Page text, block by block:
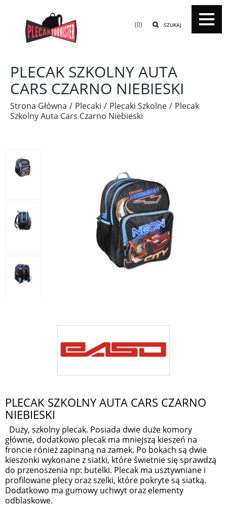
SZUKAJ
(0)
PLECAK SZKOLNY AUTA
CARS CZARNO NIEBIESKI
Strona Główna Plecaki Plecaki Szkolne
Plecak
Szkolny Auta Cars Czarno Niebieski
PLECAK SZKOLNY AUTA CARS CZARNO
NIEBIESKI
Duży, szkolny plecak. Posiada dwie duże komory
główne, dodatkowo plecak ma mniejszą kieszeń na
froncie rónież zapinaną na zamek. Po bokach są dwie
kieszonki wykonane z siatki, które świetnie się sprawdzą
do przenoszenia np: butelki. Plecak ma usztywniane i
profilowane plecy oraz szelki, które pokryte są siatką.
Dodatkowo ma gumowy uchwyt oraz elementy
odblaskowe.